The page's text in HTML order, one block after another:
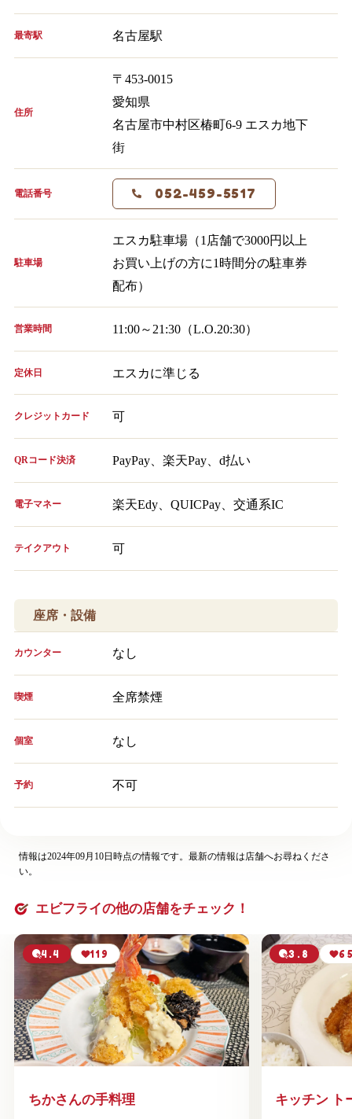
最寄駅 名古屋駅
住所
〒453-0015
愛知県
名古屋市中村区椿町6-9 エスカ地下
街
電話番号 052-459-5517
駐車場
エスカ駐車場（1店舗で3000円以上
お買い上げの方に1時間分の駐車券
配布）
営業時間 11:00～21:30（L.O.20:30）
定休日 エスカに準じる
クレジットカード 可
QRコード決済 PayPay、楽天Pay、d払い
電子マネー 楽天Edy、QUICPay、交通系IC
テイクアウト 可
座席・設備
カウンター なし
喫煙 全席禁煙
個室 なし
予約 不可
情報は2024年09月10日時点の情報です。最新の情報は店舗へお尋ねくださ
い。
エビフライの他の店舗をチェック！
4.4 119
ちかさんの手料理
3.8
キッチン ト